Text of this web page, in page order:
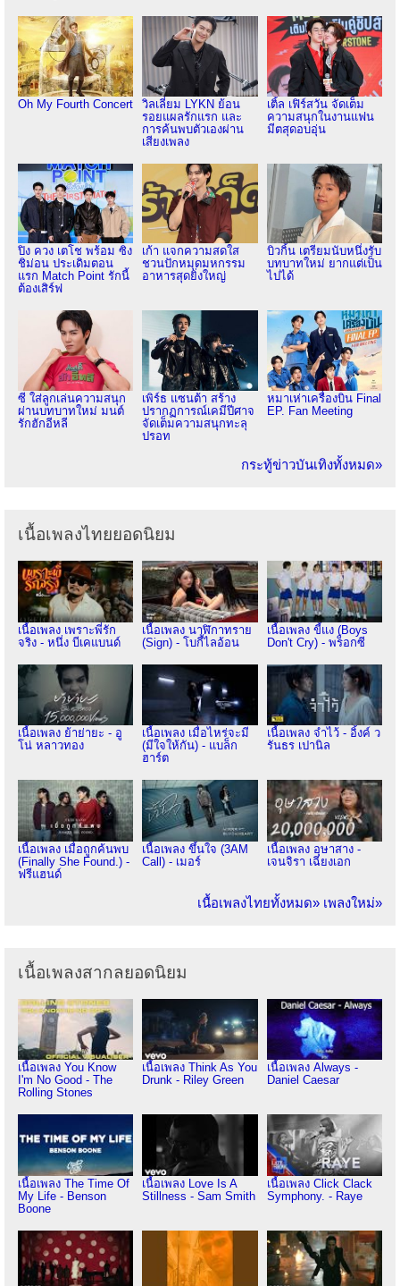
Oh My Fourth Concert
วิลเลี่ยม LYKN ย้อน
รอยแผลรักแรก และ
การค้นพบตัวเองผ่าน
เสียงเพลง
เติ้ล เฟิร์สวัน จัดเต็ม
ความสนุกในงานแฟน
มีตสุดอบอุ่น
ปิง ควง เตโช พร้อม ซิง
ชิม่อน ประเดิมตอน
แรก Match Point รักนี้
ต้องเสิร์ฟ
เก้า แจกความสดใส
ชวนปักหมุดมหกรรม
อาหารสุดยิ่งใหญ่
บิวกิ้น เตรียมนับหนึ่งรับ
บทบาทใหม่ ยากแต่เป็น
ไปได้
ซี ใส่ลูกเล่นความสนุก
ผ่านบทบาทใหม่ มนต์
รักฮักอีหลี
เพิร์ธ แซนต้า สร้าง
ปรากฏการณ์เคมีปีศาจ
จัดเต็มความสนุกทะลุ
ปรอท
หมาเห่าเครื่องบิน Final
EP. Fan Meeting
กระทู้ข่าวบันเทิงทั้งหมด»
เนื้อเพลงไทยยอดนิยม
เนื้อเพลง เพราะพี่รัก
จริง - หนึ่ง บีเคแบนด์
เนื้อเพลง นาฬิกาทราย
(Sign) - โบกี้ไลอ้อน
เนื้อเพลง ขี้แง (Boys
Don't Cry) - พร็อกซี
เนื้อเพลง ย้าย่ายะ - อู
โน่ หลาวทอง
เนื้อเพลง เมื่อไหร่จะมี
(มีใจให้กัน) - แบล็ก
ฮาร์ต
เนื้อเพลง จำไว้ - อิ้งค์ ว
รันธร เปานิล
เนื้อเพลง เมื่อถูกค้นพบ
(Finally She Found.) -
ฟรีแฮนด์
เนื้อเพลง ขึ้นใจ (3AM
Call) - เมอร์
เนื้อเพลง อุษาสาง -
เจนจิรา เฉียงเอก
เนื้อเพลงไทยทั้งหมด» เพลงใหม่»
เนื้อเพลงสากลยอดนิยม
เนื้อเพลง You Know
I'm No Good - The
Rolling Stones
เนื้อเพลง Think As You
Drunk - Riley Green
เนื้อเพลง Always -
Daniel Caesar
เนื้อเพลง The Time Of
My Life - Benson
Boone
เนื้อเพลง Love Is A
Stillness - Sam Smith
เนื้อเพลง Click Clack
Symphony. - Raye